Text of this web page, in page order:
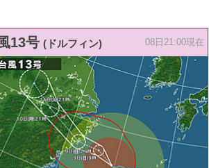
13号 (ドルフィン) 08日21:00現在